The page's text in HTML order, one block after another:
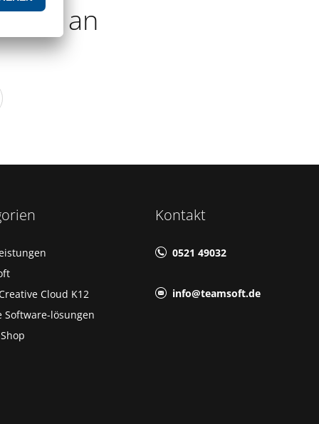
an
Cloud K12
Software-lösungen
Kontakt
0521 49032
info@teamsoft.de